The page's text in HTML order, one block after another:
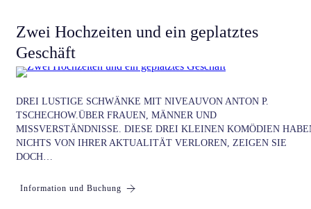
Zwei Hochzeiten und ein geplatztes
Geschäft
DREI LUSTIGE SCHWÄNKE MIT NIVEAUVON ANTON P.
TSCHECHOW.ÜBER FRAUEN, MÄNNER UND
MISSVERSTÄNDNISSE. DIESE DREI KLEINEN KOMÖDIEN
NICHTS VON IHRER AKTUALITÄT VERLOREN, ZEIGEN SIE
DOCH…
Information und Buchung